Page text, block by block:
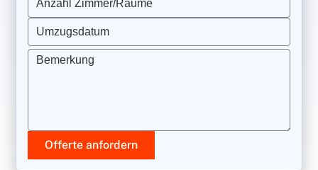
Anzahl Zimmer/Räume
Umzugsdatum
Bemerkung
Offerte anfordern